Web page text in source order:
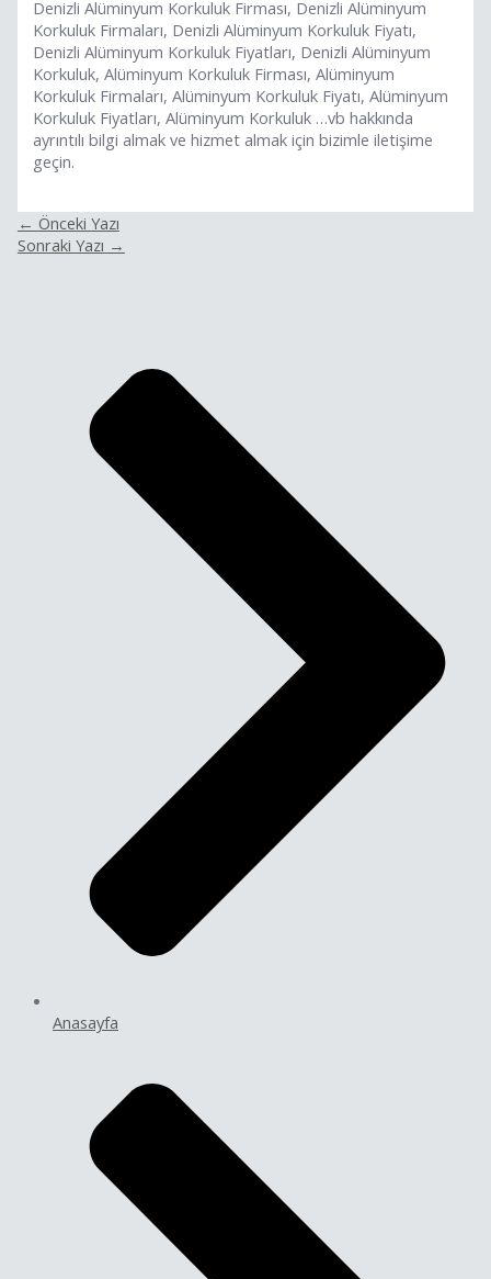
Denizli Alüminyum Korkuluk Firması, Denizli Alüminyum
Korkuluk Firmaları, Denizli Alüminyum Korkuluk Fiyatı,
Denizli Alüminyum Korkuluk Fiyatları, Denizli Alüminyum
Korkuluk, Alüminyum Korkuluk Firması, Alüminyum
Korkuluk Firmaları, Alüminyum Korkuluk Fiyatı, Alüminyum
Korkuluk Fiyatları, Alüminyum Korkuluk …vb hakkında
ayrıntılı bilgi almak ve hizmet almak için bizimle iletişime
geçin.
← Önceki Yazı
Sonraki Yazı →
Anasayfa